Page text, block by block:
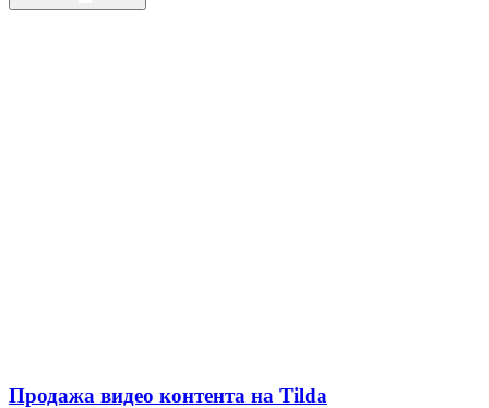
Продажа видео контента на Tilda